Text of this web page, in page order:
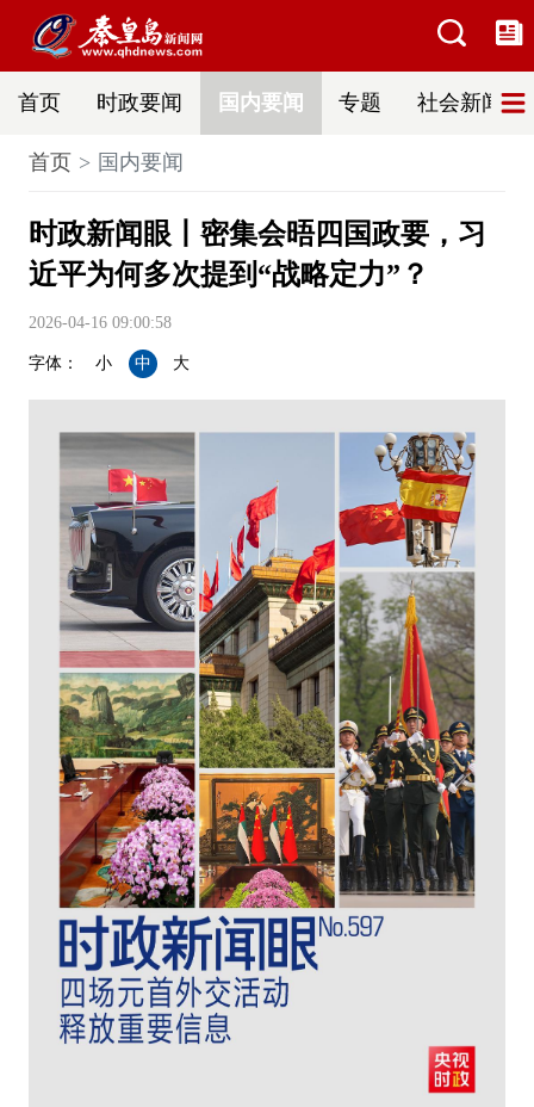
首页 时政要闻 国内要闻 专题 社会新闻
首页 国内要闻
时政新闻眼丨密集会晤四国政要，习
近平为何多次提到“战略定力”？
2026-04-16 09:00:58
字体： 小 中 大